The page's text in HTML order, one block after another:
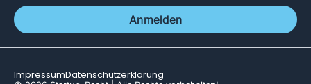
Anmelden
ImpressumDatenschutzerklärung